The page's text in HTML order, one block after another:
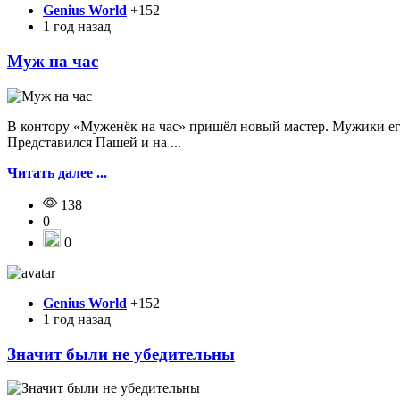
Genius World +152
1 год назад
Муж на час
В контору «Муженёк на час» пришёл новый мастер. Мужики
Представился Пашей и на ...
Читать далее ...
138
0
0
Genius World +152
1 год назад
Значит были не убедительны